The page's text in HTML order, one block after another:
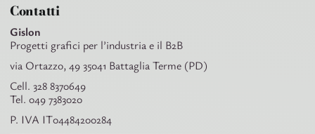
Contatti
Gislon
Progetti grafici per l’industria e il B2B
via Ortazzo, 49 35041 Battaglia Terme (PD)
Cell. 328 8370649
Tel. 049 7383020
P. IVA IT04484200284